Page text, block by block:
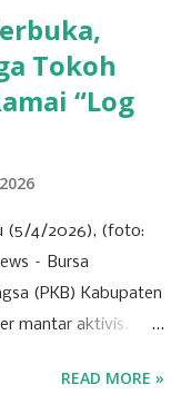
Tokoh
“Log
(5/4/2026), (foto:
– Bursa
(PKB) Kabupaten
mantar aktivis.
partai yang
READ MORE »